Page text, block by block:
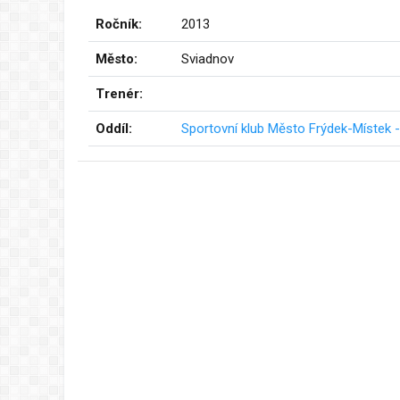
Ročník: 2013
Město: Sviadnov
Trenér:
Oddíl: Sportovní klub Město Frýdek-Místek